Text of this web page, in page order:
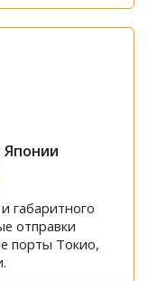
Японии
габаритного
отправки
порты Токио,